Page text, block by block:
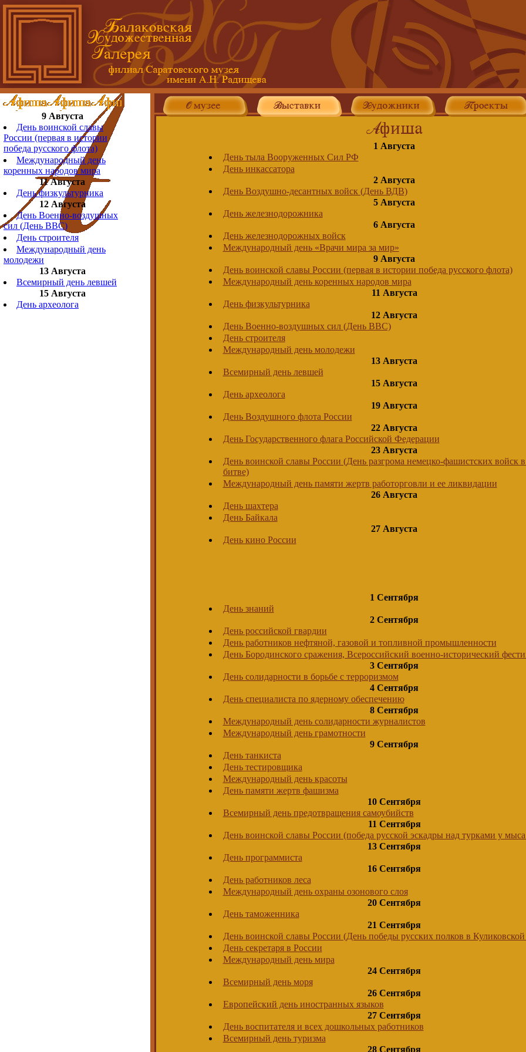
9 Августа
День воинской славы
России (первая в истории
победа русского флота)
Международный день
коренных народов мира
11 Августа
День физкультурника
12 Августа
День Военно-воздушных
сил (День ВВС)
День строителя
Международный день
молодежи
13 Августа
Всемирный день левшей
15 Августа
День археолога
1 Августа
День тыла Вооруженных Сил РФ
День инкассатора
2 Августа
День Воздушно-десантных войск (День ВДВ)
5 Августа
День железнодорожника
6 Августа
День железнодорожных войск
Международный день «Врачи мира за мир»
9 Августа
День воинской славы России (первая в истории победа русского флота)
Международный день коренных народов мира
11 Августа
День физкультурника
12 Августа
День Военно-воздушных сил (День ВВС)
День строителя
Международный день молодежи
13 Августа
Всемирный день левшей
15 Августа
День археолога
19 Августа
День Воздушного флота России
22 Августа
День Государственного флага Российской Федерации
23 Августа
День воинской славы России (День разгрома немецко-фашистских войск
битве)
Международный день памяти жертв работорговли и ее ликвидации
26 Августа
День шахтера
День Байкала
27 Августа
День кино России
1 Сентября
День знаний
2 Сентября
День российской гвардии
День работников нефтяной, газовой и топливной промышленности
День Бородинского сражения, Всероссийский военно-исторический
3 Сентября
День солидарности в борьбе с терроризмом
4 Сентября
День специалиста по ядерному обеспечению
8 Сентября
Международный день солидарности журналистов
Международный день грамотности
9 Сентября
День танкиста
День тестировщика
Международный день красоты
День памяти жертв фашизма
10 Сентября
Всемирный день предотвращения самоубийств
11 Сентября
День воинской славы России (победа русской эскадры над турками у
13 Сентября
День программиста
16 Сентября
День работников леса
Международный день охраны озонового слоя
20 Сентября
День таможенника
21 Сентября
День воинской славы России (День победы русских полков в Куликовской
День секретаря в России
Международный день мира
24 Сентября
Всемирный день моря
26 Сентября
Европейский день иностранных языков
27 Сентября
День воспитателя и всех дошкольных работников
Всемирный день туризма
28 Сентября